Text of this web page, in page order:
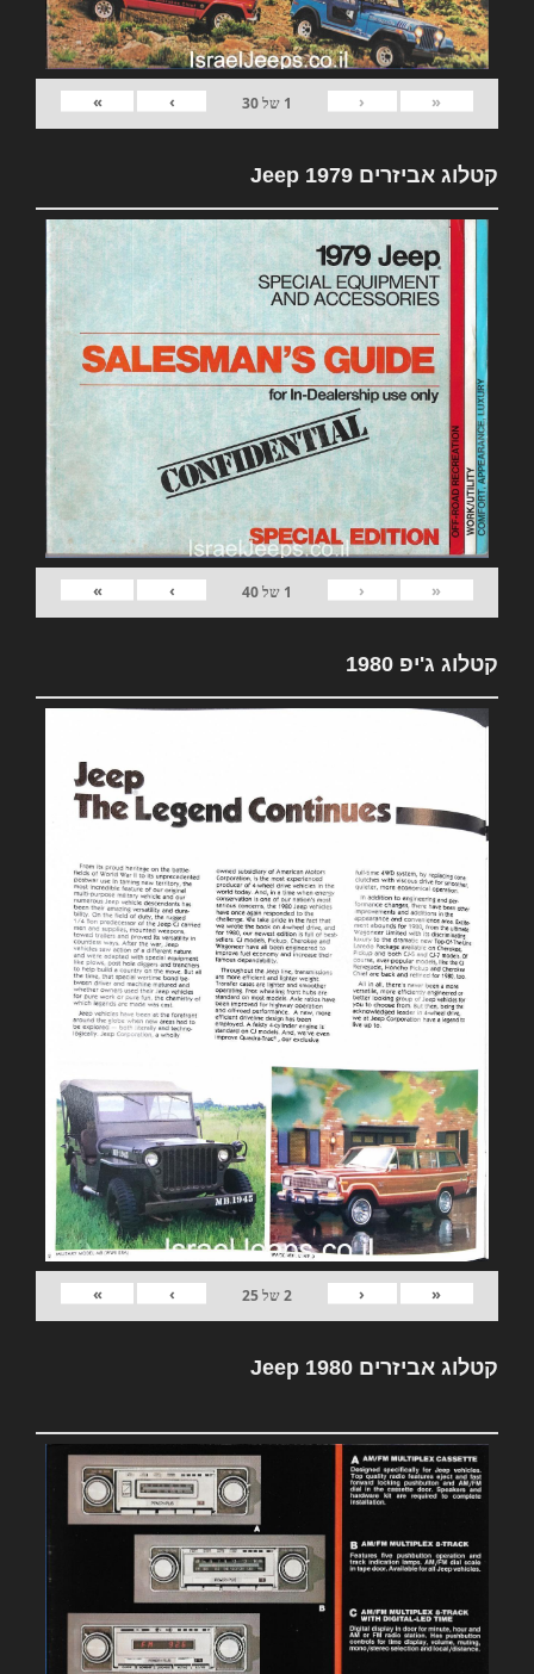
«
‹
1 של30
›
»
קטלוג אביזרים 1979 Jeep
«
‹
1 של40
›
»
קטלוג ג'יפ 1980
«
‹
2של25
›
»
קטלוג אביזרים Jeep 1980